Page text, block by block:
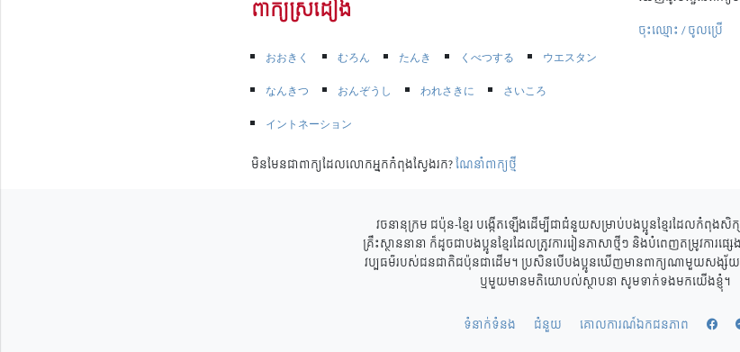
ពាក្យស្រដៀង
おおきく むろん たんき くべつする
ウエスタン
なんきつ
おんぞうし われさきに
さいころ
イントネーション
មិនមែនជាពាក្យដែលលោកអ្នកកំពុងស្វែងរក?ណែនាំពាក្យថ្មី
ចុះឈ្មោះ / ចូលប្រើ
វចនានុក្រម ជប៉ុន-ខ្មែរ បង្កើតឡើងដើម្បីជាជំនួយសម្រាប់បងប្អូនខ្មែរដែលកំពុងសិ
គ្រឹះស្ថាននានា ក៏ដូចជាបងប្អូនខ្មែរដែលត្រូវការរៀនភាសាថ្មីៗ និងបំពេញតម្រូវការផ្
វប្បធម៌របស់ជនជាតិជប៉ុនជាដើម។ ប្រសិនបើបងប្អូនឃើញមានពាក្យណាមួយសង្ស័យថ
ឬមួយមានមតិយោបល់ស្ថាបនា សូមទាក់ទងមកយើងខ្ញុំ។
ទំនាក់ទំនង ជំនួយ គោលការណ៍ឯកជនភាព